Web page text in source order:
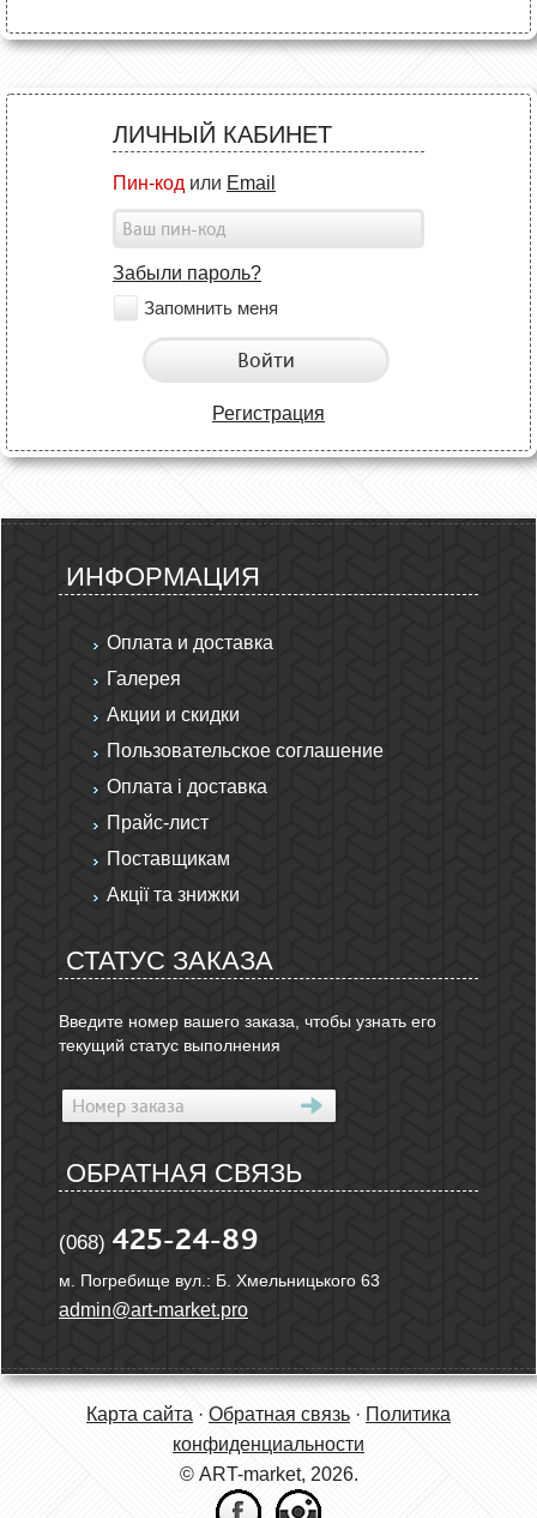
ЛИЧНЫЙ КАБИНЕТ
Пин-код или Email
Забыли пароль?
Запомнить меня
Войти
Регистрация
ИНФОРМАЦИЯ
Оплата и доставка
Галерея
Акции и скидки
Пользовательское соглашение
Оплата і доставка
Прайс-лист
Поставщикам
Акції та знижки
СТАТУС ЗАКАЗА
Введите номер вашего заказа, чтобы узнать его
текущий статус выполнения
ОБРАТНАЯ СВЯЗЬ
(068) 425-24-89
м. Погребище вул.: Б. Хмельницького 63
admin@art-market.pro
Карта сайта · Обратная связь · Политика
конфиденциальности
© ART-market, 2026.